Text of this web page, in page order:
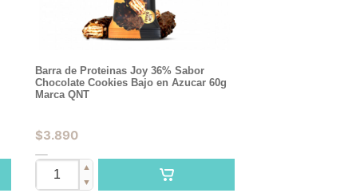
Barra de Proteinas Joy 36% Sabor
Chocolate Cookies Bajo en Azucar 60g
Marca QNT
$3.890
▲
▼